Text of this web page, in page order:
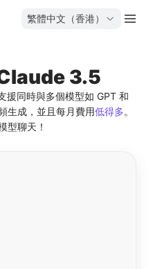
繁體中文（香港）
3.5
同時與多個模型如 GPT 和
生成，並且每月費用低得多。
型聊天！